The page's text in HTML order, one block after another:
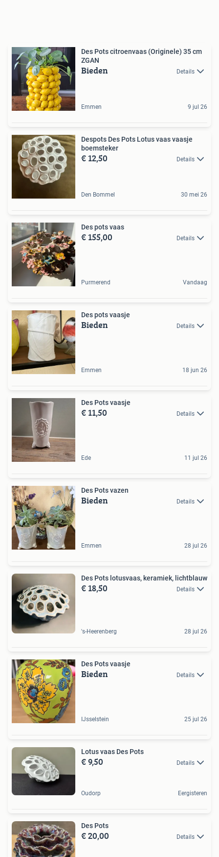
Des Pots citroenvaas (Originele) 35 cm
ZGAN
Bieden Details
Emmen 9 jul 26
Despots Des Pots Lotus vaas vaasje
boemsteker
€ 12,50 Details
Den Bommel 30 mei 26
Des pots vaas
€ 155,00 Details
Purmerend Vandaag
Des pots vaasje
Bieden Details
Emmen 18 jun 26
Des Pots vaasje
€ 11,50 Details
Ede 11 jul 26
Des Pots vazen
Bieden Details
Emmen 28 jul 26
Des Pots lotusvaas, keramiek, lichtblauw
€ 18,50 Details
's-Heerenberg 28 jul 26
Des Pots vaasje
Bieden Details
IJsselstein 25 jul 26
Lotus vaas Des Pots
€ 9,50 Details
Oudorp Eergisteren
Des Pots
€ 20,00 Details